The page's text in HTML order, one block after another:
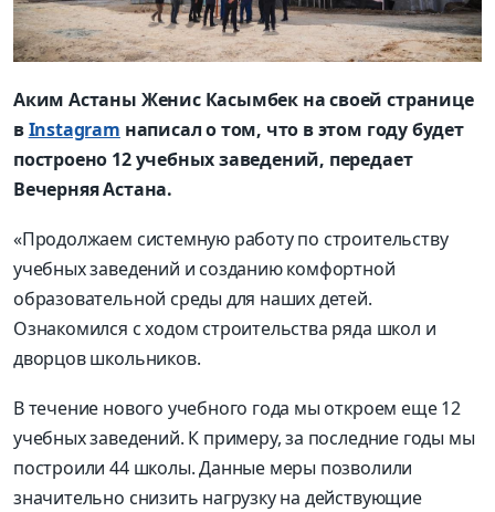
Аким Астаны Женис Касымбек на своей странице
вInstagram написал о том, что в этом году будет
построено 12 учебных заведений, передает
Вечерняя Астана.
«Продолжаем системную работу по строительству
учебных заведений и созданию комфортной
образовательной среды для наших детей.
Ознакомился с ходом строительства ряда школ и
дворцов школьников.
В течение нового учебного года мы откроем еще 12
учебных заведений. К примеру, за последние годы мы
построили 44 школы. Данные меры позволили
значительно снизить нагрузку на действующие